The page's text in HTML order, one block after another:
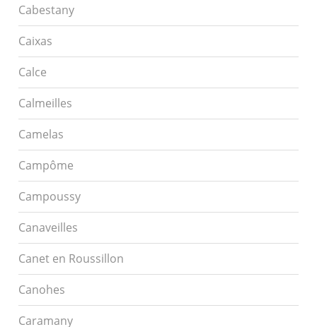
Cabestany
Caixas
Calce
Calmeilles
Camelas
Campôme
Campoussy
Canaveilles
Canet en Roussillon
Canohes
Caramany